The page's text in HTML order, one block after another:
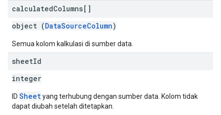
calculatedColumns[]
object (DataSourceColumn)
Semua kolom kalkulasi di sumber data.
sheetId
integer
ID Sheetyang terhubung dengan sumber data. Kolom tidak
dapat diubah setelah ditetapkan.